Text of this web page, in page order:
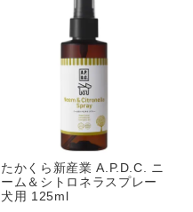
たかくら新産業 A.P.D.C. ニ
ーム＆シトロネラスプレー
犬用 125ml